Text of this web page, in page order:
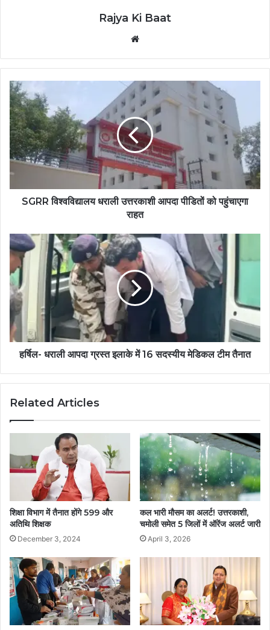
Rajya Ki Baat
SGRR विश्वविद्यालय धराली उत्तरकाशी आपदा पीडितों को पहुंचाएगा
राहत
हर्षिल- धराली आपदा ग्रस्त इलाके में 16 सदस्यीय मेडिकल टीम तैनात
Related Articles
शिक्षा विभाग में तैनात होंगे 599 और
अतिथि शिक्षक
December 3, 2024
कल भारी मौसम का अलर्ट! उत्तरकाशी,
चमोली समेत 5 जिलों में ऑरेंज अलर्ट जारी
April 3, 2026